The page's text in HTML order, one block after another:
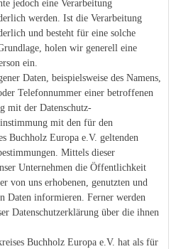
jedoch eine Verarbeitung
werden. Ist die Verarbeitung
und besteht für eine solche
holen wir generell eine
ein.
Daten, beispielsweise des Namens,
Telefonnummer einer betroffenen
mit der Datenschutz-
mit den für den
Buchholz Europa e.V. geltenden
Mittels dieser
Unternehmen die Öffentlichkeit
von uns erhobenen, genutzten und
Daten informieren. Ferner werden
Datenschutzerklärung über die ihnen
Buchholz Europa e.V. hat als für